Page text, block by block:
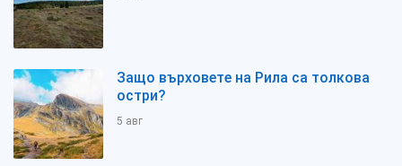
Защо върховете на Рила са толкова
остри?
5 авг